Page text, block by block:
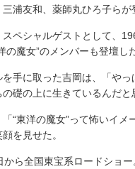
浦友和、薬師丸ひろ子らが
ペシャルゲストとして、
の魔女”のメンバーも登壇し
手に取った吉岡は、「や
礎の上に生きているんだと
“東洋の魔女”って怖いイメ
を見せた。
ら全国東宝系ロードショー